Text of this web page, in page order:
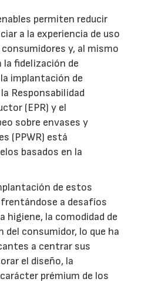
permiten reducir
a la experiencia de uso
y, al mismo
fidelización de
implantación de
Responsabilidad
(EPR) y el
sobre envases y
(PPWR) está
basados en la
de estos
a desafíos
higiene, la comodidad de
del consumidor, lo que ha
a centrar sus
el diseño, la
prémium de los